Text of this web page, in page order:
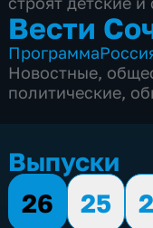
Вести
Программа
Новостные,
политические,
Выпуски
26
25